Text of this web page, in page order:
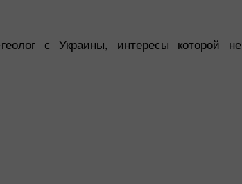
с Украины, интересы которой не